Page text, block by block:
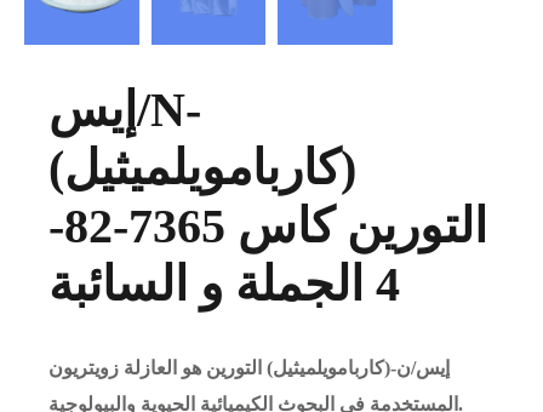
إيس/N-
(كاربامويلميثيل)
التورين كاس 7365-82-
4 الجملة و السائبة
إيس/ن-(كاربامويلميثيل) التورين هو العازلة زويتريون
المستخدمة في البحوث الكيميائية الحيوية والبيولوجية.